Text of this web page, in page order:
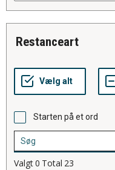
restanceart
Starten på et ord
Valgt0 Total 23